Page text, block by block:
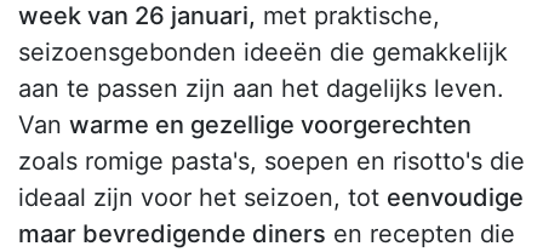
week van 26 januari, met praktische,
seizoensgebonden ideeën die gemakkelijk
aan te passen zijn aan het dagelijks leven.
Van warme en gezellige voorgerechten
zoals romige pasta's, soepen en risotto's die
ideaal zijn voor het seizoen, tot eenvoudige
maar bevredigende diners en recepten die